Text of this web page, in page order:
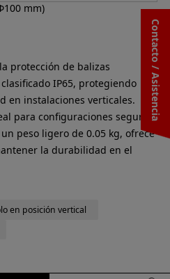
Contacto / Asistencia
mm)
protección de balizas
IP65, protegiendo
en instalaciones verticales.
para configuraciones seguras
peso ligero de 0.05 kg, ofrece
la durabilidad en el
en posición vertical